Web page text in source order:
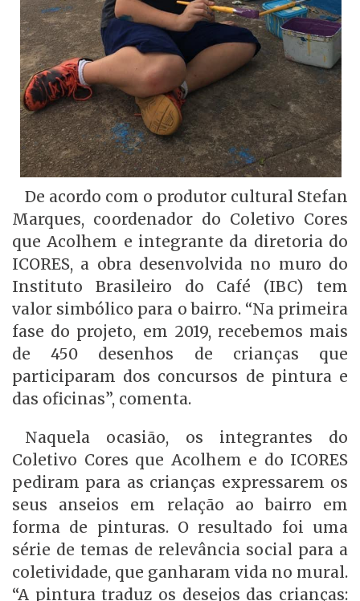
De acordo com o produtor cultural Stefan
Marques, coordenador do Coletivo Cores
que Acolhem e integrante da diretoria do
ICORES, a obra desenvolvida no muro do
Instituto Brasileiro do Café (IBC) tem
valor simbólico para o bairro. “Na primeira
fase do projeto, em 2019, recebemos mais
de 450 desenhos de crianças que
participaram dos concursos de pintura e
das oficinas”, comenta.
Naquela ocasião, os integrantes do
Coletivo Cores que Acolhem e do ICORES
pediram para as crianças expressarem os
seus anseios em relação ao bairro em
forma de pinturas. O resultado foi uma
série de temas de relevância social para a
coletividade, que ganharam vida no mural.
“A pintura traduz os desejos das crianças: